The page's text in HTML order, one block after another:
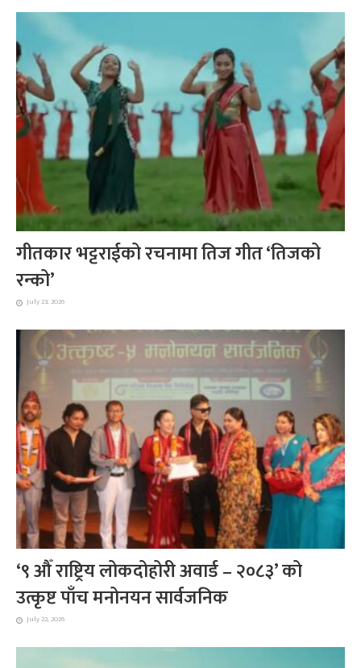
गीतकार भट्टराईको रचनामा तिज गीत ‘तिजको
रन्को’
July 23, 2026
‘९ औँ राष्ट्रिय लोकदोहोरी अवार्ड – २०८३’ को
उत्कृष्ट पाँच मनोनयन सार्वजनिक
July 22, 2026